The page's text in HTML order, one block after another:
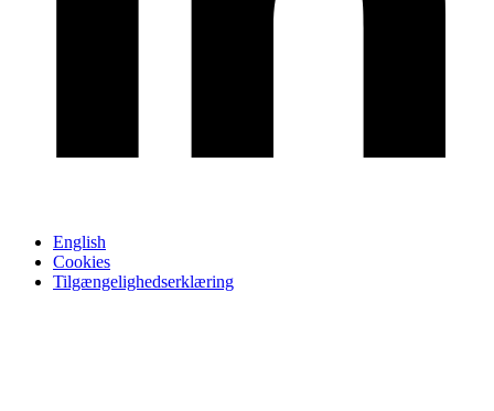
English
Cookies
Tilgængelighedserklæring